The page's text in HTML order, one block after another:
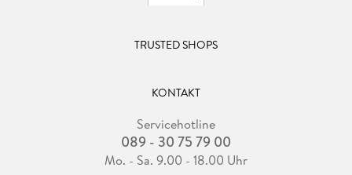
TRUSTED SHOPS
KONTAKT
Servicehotline
089 - 30 75 79 00
Mo. - Sa. 9.00 - 18.00 Uhr